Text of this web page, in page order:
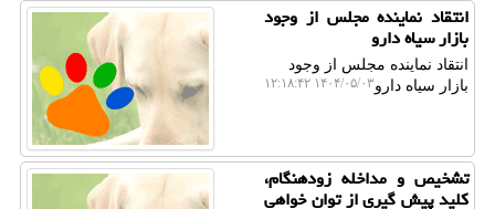
انتقاد نماینده مجلس از وجود
بازار سیاه دارو
انتقاد نماینده مجلس از وجود
بازار سیاه دارو۱۴۰۴/۰۵/۰۳ ۱۲:۱۸:۴۲
تشخیص و مداخله زودهنگام،
کلید پیش گیری از توان خواهی